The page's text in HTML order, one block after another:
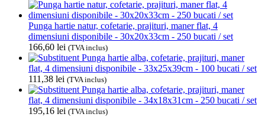
Punga hartie natur, cofetarie, prajituri, maner flat, 4
dimensiuni disponibile - 30x20x33cm - 250 bucati / set
166,60 lei (TVA inclus)
Punga hartie alba, cofetarie, prajituri, maner
flat, 4 dimensiuni disponibile - 33x25x39cm - 100 bucati / set
111,38 lei (TVA inclus)
Punga hartie alba, cofetarie, prajituri, maner
flat, 4 dimensiuni disponibile - 34x18x31cm - 250 bucati / set
195,16 lei (TVA inclus)